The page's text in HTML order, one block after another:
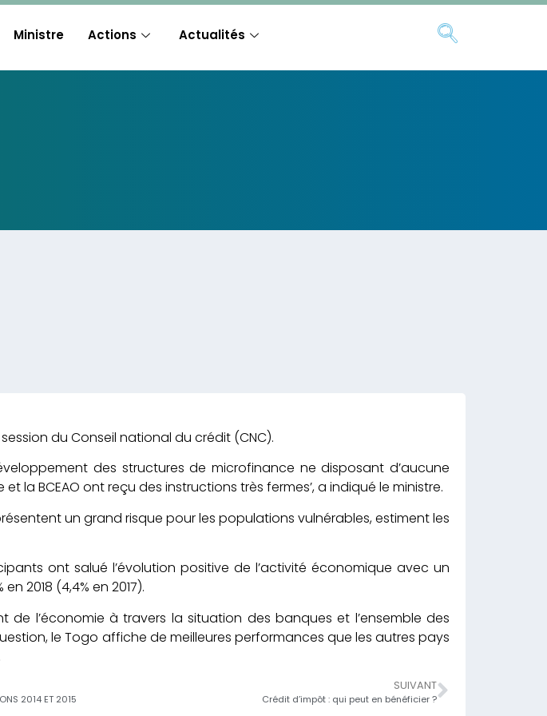
Ministre Actions Actualités
session du Conseil national du crédit (CNC).
des structures de microfinance ne disposant d’aucune
la BCEAO ont reçu des instructions très fermes’, a indiqué le ministre.
un grand risque pour les populations vulnérables, estiment les
ont salué l’évolution positive de l’activité économique avec un
2018 (4,4% en 2017).
de l’économie à travers la situation des banques et l’ensemble des
le Togo affiche de meilleures performances que les autres pays
2014 ET 2015
SUIVANT
Crédit d’impôt : qui peut en bénéficier ?